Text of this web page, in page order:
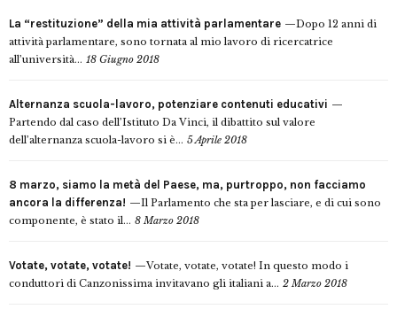
La “restituzione” della mia attività parlamentare
Dopo 12 anni di
attività parlamentare, sono tornata al mio lavoro di ricercatrice
all’università... 18 Giugno 2018
Alternanza scuola-lavoro, potenziare contenuti educativi
Partendo dal caso dell’Istituto Da Vinci, il dibattito sul valore
dell’alternanza scuola-lavoro si è... 5 Aprile 2018
8 marzo, siamo la metà del Paese, ma, purtroppo, non facciamo
ancora la differenza!
Il Parlamento che sta per lasciare, e di cui sono
componente, è stato il... 8 Marzo 2018
Votate, votate, votate!
Votate, votate, votate! In questo modo i
conduttori di Canzonissima invitavano gli italiani a... 2 Marzo 2018